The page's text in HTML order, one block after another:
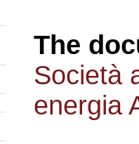
The
Società
energia